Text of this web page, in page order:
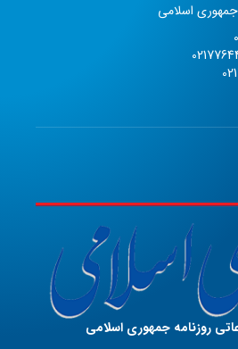
اسلامی
روزنامه جمهوری اسلامی